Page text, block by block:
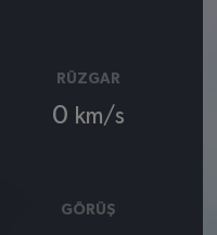
RÜZGAR
0 km/s
GÖRÜŞ